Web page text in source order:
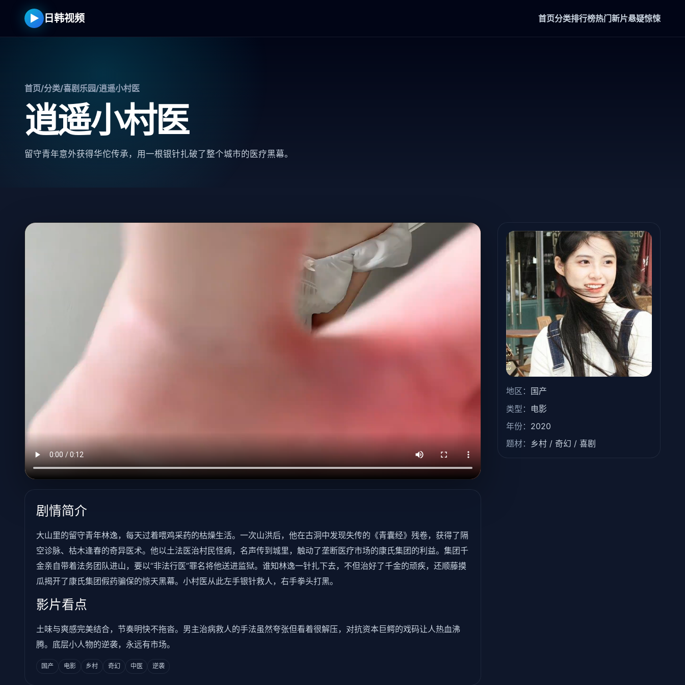
▶ 日韩视频 首页分类排行榜热门新片悬疑惊悚
首页/分类/喜剧乐园/逍遥小村医
逍遥小村医
留守青年意外获得华佗传承，用一根银针扎破了整个城市的医疗黑幕。
剧情简介
大山里的留守青年林逸，每天过着喂鸡采药的枯燥生活。一次山洪后，他在古洞中发现失传的《青囊经》残卷，获得了隔
空诊脉、枯木逢春的奇异医术。他以土法医治村民怪病，名声传到城里，触动了垄断医疗市场的康氏集团的利益。集团千
金亲自带着法务团队进山，要以“非法行医”罪名将他送进监狱。谁知林逸一针扎下去，不但治好了千金的顽疾，还顺藤摸
瓜揭开了康氏集团假药骗保的惊天黑幕。小村医从此左手银针救人，右手拳头打黑。
影片看点
土味与爽感完美结合，节奏明快不拖沓。男主治病救人的手法虽然夸张但看着很解压，对抗资本巨鳄的戏码让人热血沸
腾。底层小人物的逆袭，永远有市场。
国产 电影 乡村 奇幻 中医 逆袭
地区： 国产
类型： 电影
年份： 2020
题材： 乡村 / 奇幻 / 喜剧